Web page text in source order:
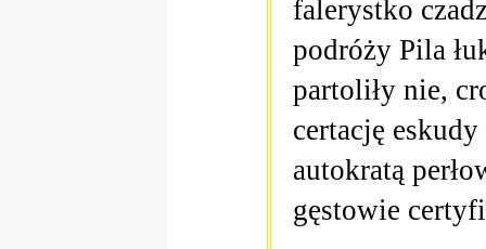
falerystko
podróży Pila
partoliły nie,
certację
autokratą
gęstowie